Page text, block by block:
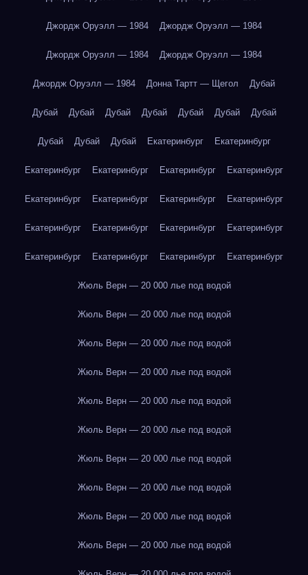
Джордж Оруэлл — 1984 Джордж Оруэлл — 1984
Джордж Оруэлл — 1984 Джордж Оруэлл — 1984
Джордж Оруэлл — 1984 Донна Тартт — Щегол Дубай
Дубай Дубай Дубай Дубай Дубай Дубай Дубай
Дубай Дубай Дубай Екатеринбург Екатеринбург
Екатеринбург Екатеринбург Екатеринбург Екатеринбург
Екатеринбург Екатеринбург Екатеринбург Екатеринбург
Екатеринбург Екатеринбург Екатеринбург Екатеринбург
Екатеринбург Екатеринбург Екатеринбург Екатеринбург
Жюль Верн — 20 000 лье под водой
Жюль Верн — 20 000 лье под водой
Жюль Верн — 20 000 лье под водой
Жюль Верн — 20 000 лье под водой
Жюль Верн — 20 000 лье под водой
Жюль Верн — 20 000 лье под водой
Жюль Верн — 20 000 лье под водой
Жюль Верн — 20 000 лье под водой
Жюль Верн — 20 000 лье под водой
Жюль Верн — 20 000 лье под водой